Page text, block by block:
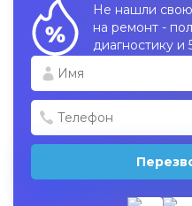
Не нашли свою
на ремонт -
диагностику и